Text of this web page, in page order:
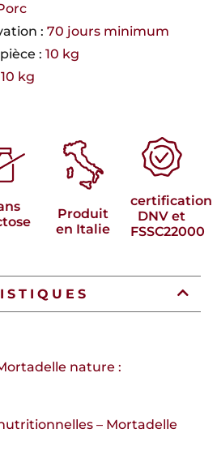
: 70 jours minimum
: 10 kg
10 kg
Produit
en Italie
certification
DNV et
FSSC22000
nature :
– Mortadelle